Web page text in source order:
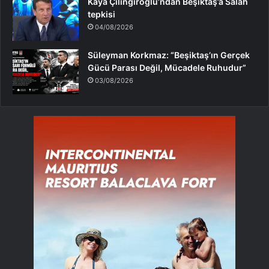
tepkisi
04/08/2026
Süleyman Korkmaz: “Beşiktaş’ın Gerçek
Gücü Parası Değil, Mücadele Ruhudur”
03/08/2026